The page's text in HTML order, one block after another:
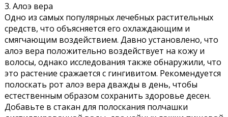
3. Алоэ вера
Одно из самых популярных лечебных растительных
средств, что объясняется его охлаждающим и
смягчающим воздействием. Давно установлено, что
алоэ вера положительно воздействует на кожу и
волосы, однако исследования также обнаружили, что
это растение сражается с гингивитом. Рекомендуется
полоскать рот алоэ вера дважды в день, чтобы
естественным образом сохранить здоровье десен.
Добавьте в стакан для полоскания полчашки